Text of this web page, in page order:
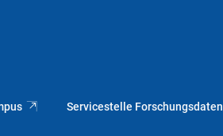
Servicestelle Forschungsdaten